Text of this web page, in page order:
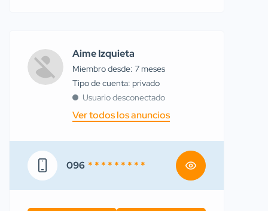
Aime Izquieta
Miembro desde: 7 meses
tipo de cuenta: privado
Usuario desconectado
Ver todos los anuncios
096 * * * * * * * * *